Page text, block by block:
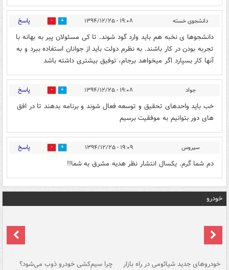
دانشجوی خسته ۱۹:۰۸ - ۱۳۹۴/۱۲/۲۵ 0 پاسخ
دانشجوها ی نخبه هم باید وارد گود شوند. تا کی مسئولان پیر به بهانه با
تجربه بودن در کار باشند. به نظرم دولت باید از جوانان استفاده ببرد و به
آنها کار بسپارد اگر میخواهد برجام، توفیق بیشتری داشته باشد
جواد ۱۹:۰۸ - ۱۳۹۴/۱۲/۲۵ 0 پاسخ
خب باید واحدهای تحقیق و توسعه فعال شوند و برنامه بدهند تا در افق
های دور بتوانیم به موفقیت برسیم
سیروس ۱۹:۰۹ - ۱۳۹۴/۱۲/۲۵ 0 پاسخ
دم شما گرم. یکسال انتشار نظر هدیه مشرق به شما!!
خودرو
خودروهای جدید شیائومی در راه بازار چرا سیم‌کشی خودرو ذوب می‌شود؟